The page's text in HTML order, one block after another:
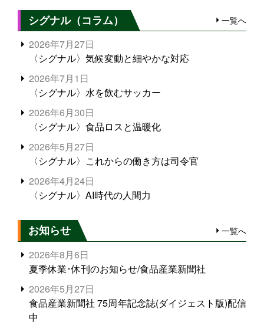
シグナル（コラム） 一覧へ
2026年7月27日
〈シグナル〉気候変動と細やかな対応
2026年7月1日
〈シグナル〉水を飲むサッカー
2026年6月30日
〈シグナル〉食品ロスと温暖化
2026年5月27日
〈シグナル〉これからの働き方は司令官
2026年4月24日
〈シグナル〉AI時代の人間力
お知らせ 一覧へ
2026年8月6日
夏季休業･休刊のお知らせ/食品産業新聞社
2026年5月27日
食品産業新聞社 75周年記念誌(ダイジェスト版)配信
中